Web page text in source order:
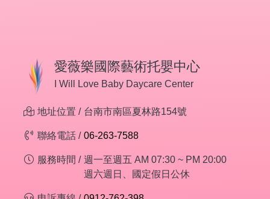
愛薇樂國際藝術托嬰中心
I Will Love Baby Daycare Center
地址位置 / 台南市南區夏林路154號
聯絡電話 / 06-263-7588
服務時間 / 週一至週五 AM 07:30 ~ PM 20:00
週六週日、國定假日公休